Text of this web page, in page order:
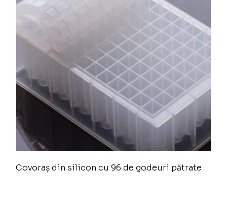
Covoraș din silicon cu 96 de godeuri pătrate